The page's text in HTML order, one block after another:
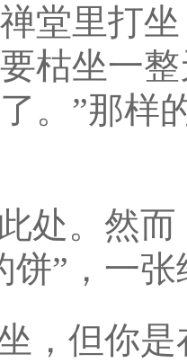
堂里打
枯坐一
。”那样
处。然
饼”，一
，但你